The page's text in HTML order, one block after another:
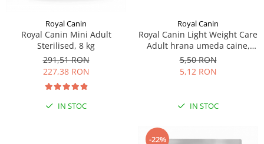
Royal Canin
Royal Canin Mini Adult
Sterilised, 8 kg
291,51 RON
227,38 RON
IN STOC
Royal Canin
Royal Canin Light Weight Care
Adult hrana umeda caine,
limitarea cresterii in greutate
(loaf), 85 g
5,50 RON
5,12 RON
IN STOC
-22%